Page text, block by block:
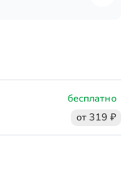
бесплатно
от 319 ₽